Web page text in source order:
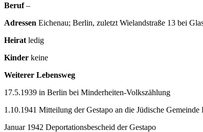
Beruf–
Adressen Eichenau; Berlin, zuletzt Wielandstraße 13 bei
Heirat ledig
Kinder keine
Weiterer Lebensweg
17.5.1939 in Berlin bei Minderheiten-Volkszählung
1.10.1941 Mitteilung der Gestapo an die Jüdische
Januar 1942 Deportationsbescheid der Gestapo